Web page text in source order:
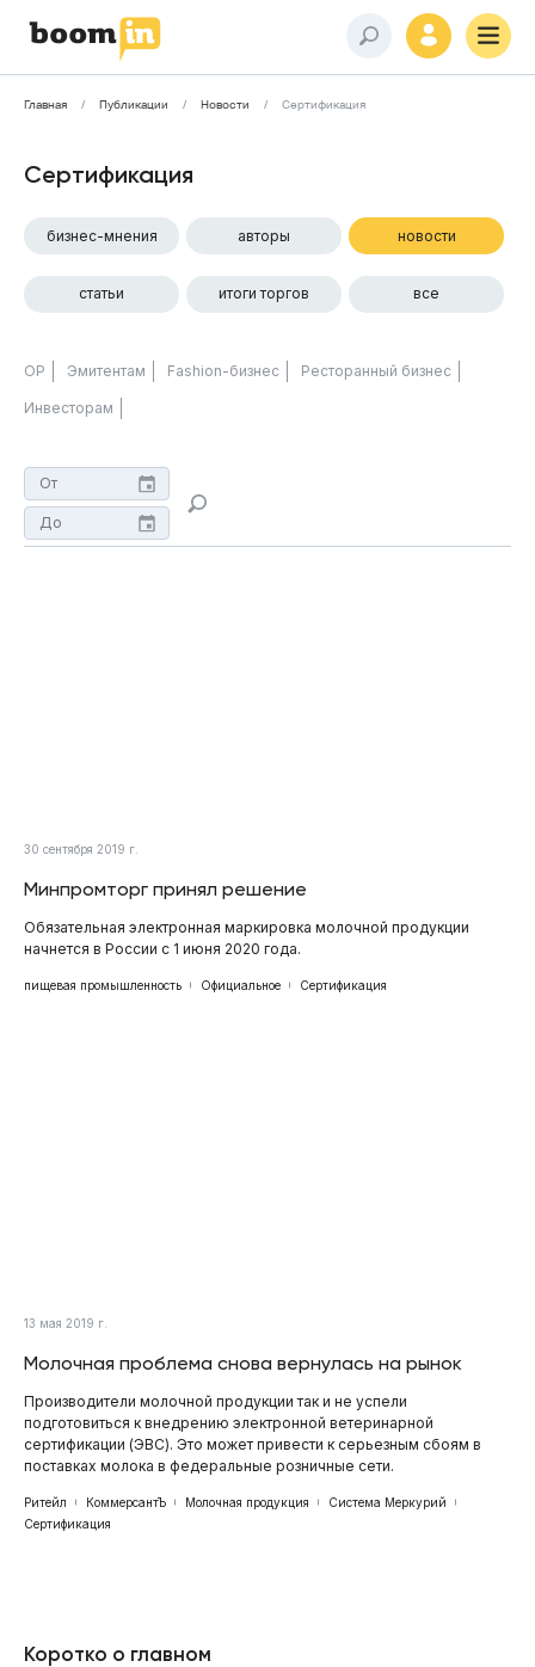
Главная Публикации Новости Сертификация
Сертификация
бизнес-мнения авторы новости
статьи итоги торгов все
ОР Эмитентам Fashion-бизнес Ресторанный бизнес
Инвесторам
30 сентября 2019 г.
Минпромторг принял решение
Обязательная электронная маркировка молочной продукции
начнется в России с 1 июня 2020 года.
пищевая промышленность Официальное Сертификация
13 мая 2019 г.
Молочная проблема снова вернулась на рынок
Производители молочной продукции так и не успели
подготовиться к внедрению электронной ветеринарной
сертификации (ЭВС). Это может привести к серьезным сбоям в
поставках молока в федеральные розничные сети.
Ритейл КоммерсантЪ Молочная продукция
Система Меркурий
Сертификация
Коротко о главном